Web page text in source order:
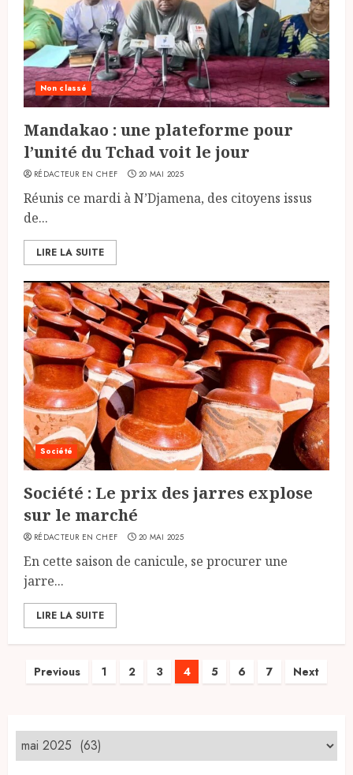
Non classé
Mandakao : une plateforme pour
l’unité du Tchad voit le jour
RÉDACTEUR EN CHEF 20 MAI 2025
Réunis ce mardi à N’Djamena, des citoyens issus
de...
LIRE LA SUITE
Société
Société : Le prix des jarres explose
sur le marché
RÉDACTEUR EN CHEF 20 MAI 2025
En cette saison de canicule, se procurer une
jarre...
LIRE LA SUITE
Pagination
publications
Previous 1 2 3 4 5 6 7 Next